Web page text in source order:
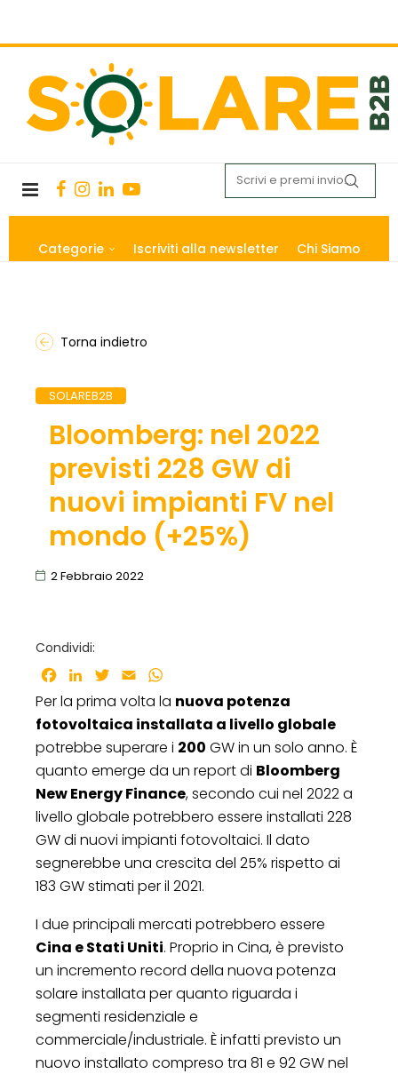
Categorie Iscriviti alla newsletter Chi Siamo
Torna indietro
SOLAREB2B
Bloomberg: nel 2022
previsti 228 GW di
nuovi impianti FV nel
mondo (+25%)
2 Febbraio 2022
Condividi:
Facebook
LinkedInTwitter
Email
Per la prima volta la nuova potenza
fotovoltaica installata a livello globale
potrebbe superare i 200 GW in un solo anno. È
quanto emerge da un report di Bloomberg
New Energy Finance, secondo cui nel 2022 a
livello globale potrebbero essere installati 228
GW di nuovi impianti fotovoltaici. Il dato
segnerebbe una crescita del 25% rispetto ai
183 GW stimati per il 2021.
I due principali mercati potrebbero essere
Cina e Stati Uniti. Proprio in Cina, è previsto
un incremento record della nuova potenza
solare installata per quanto riguarda i
segmenti residenziale e
commerciale/industriale. È infatti previsto un
nuovo installato compreso tra 81 e 92 GW nel